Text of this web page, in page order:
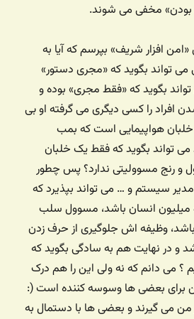
بودن» مخفی می شوند.
افزار شریف» بپرسم که آیا به
تواند بگوید که «مجری دستور»
بگوید که «فقط مجری» بوده و
را کسی دیگری می گرفته او بی
هواپیمایی است که بمب
تواند بگوید که فقط یک خلبان
و رنج مسوولیتی ندارد؟ پس چطور
سیستم و … می تواند بپذیرد که
انسان باشد، مسوول سلب
وظیفه اش جلوگیری از حرف زدن
و در نهایت هم به سادگی بگوید که
می دانم که نه ولی این را هم درک
برای بعضی ها وسوسه کننده است (:
من می گیرند و بعضی ها با دستمال به